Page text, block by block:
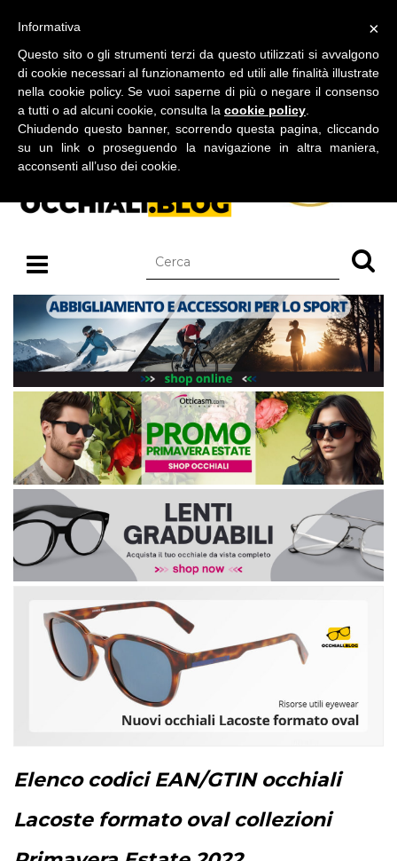
BLOG SU OCCHIALI DA SOLE E OCCHIALI DA VISTA
Elenco codici EAN/GTIN occhiali
Lacoste formato oval collezioni
×
Informativa
Questo sito o gli strumenti terzi da questo utilizzati si avvalgono
di cookie necessari al funzionamento ed utili alle finalità illustrate
nella cookie policy. Se vuoi saperne di più o negare il consenso
a tutti o ad alcuni cookie, consulta la cookie policy
Chiudendo questo banner, scorrendo questa pagina, cliccando
su un link o proseguendo la navigazione in altra maniera,
acconsenti all’uso dei cookie.